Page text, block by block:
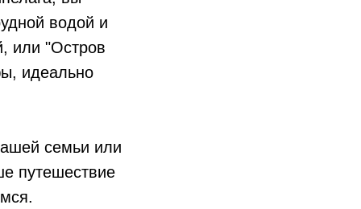
водой и
или "Остров
идеально
семьи или
путешествие